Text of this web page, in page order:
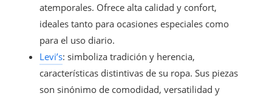
atemporales. Ofrece alta calidad y confort,
ideales tanto para ocasiones especiales como
para el uso diario.
Levi’s: simboliza tradición y herencia,
características distintivas de su ropa. Sus piezas
son sinónimo de comodidad, versatilidad y